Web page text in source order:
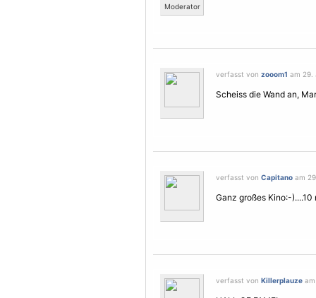
Moderator
verfasst von zooom1 am 29.
Scheiss die Wand an,
verfasst von Capitano am
Ganz großes Kino:-)....10
verfasst von Killerplauze